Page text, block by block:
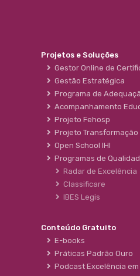
Projetos e Soluções
Gestor Online de
Gestão Estratégica
Programa de
Acompanhamento
Projeto Fehosp
Projeto Transformação
Open School IHI
Programas de
Radar de Excelência
Classificare
IBES Legis
Conteúdo Gratuito
E-books
Práticas Padrão Ouro
Podcast Excelência em